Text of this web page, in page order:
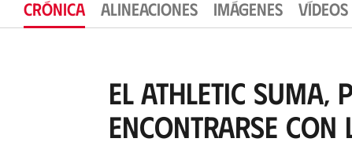
CRÓNICA ALINEACIONES IMÁGENES VÍDEOS
El Athletic suma,
encontrarse